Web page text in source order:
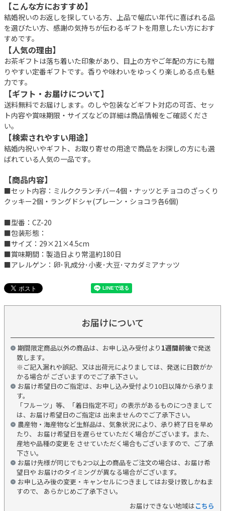
【こんな方におすすめ】
結婚祝いのお返しを探している方、上品で幅広い年代に喜ばれる品
を選びたい方、感謝の気持ちが伝わるギフトを用意したい方におす
すめです。
【人気の理由】
お茶ギフトは落ち着いた印象があり、目上の方やご年配の方にも贈
りやすい定番ギフトです。香りや味わいをゆっくり楽しめる点も魅
力です。
【ギフト・お届けについて】
送料無料でお届けします。のしや包装などギフト対応の可否、セッ
ト内容や賞味期限・サイズなどの詳細は商品情報をご確認くださ
い。
【検索されやすい用途】
結婚内祝いやギフト、お取り寄せの用途で商品をお探しの方にも選
ばれている人気の一品です。
【商品内容】
■セット内容：ミルククランチバー4個・ナッツとチョコのざっくり
クッキー2個・ラングドシャ(プレーン・ショコラ各6個)
■型番：CZ-20
■包装形態：
■サイズ：29×21×4.5cm
■賞味期間：製造日より常温約180日
■アレルゲン：卵･乳成分･小麦･大豆･マカダミアナッツ
お届けについて
期間限定商品以外の商品は、お申し込み受付より 1週間前後で発送
致します。
※ご記入漏れや誤記、又は出荷元によりましては、発送に日数がか
かる場合が ございますのでご了承下さい。
お届け希望日のご指定は、お申し込み受付より10日以降から承りま
す。
「フルーツ」等、「着日指定不可」の表示があるものにつきまして
は、お届け希望日のご指定は 出来ませんのでご了承下さい。
農産物・海産物など生鮮品は、気象状況により、承り終了日を早め
たり、 お届け希望日を遅らせていただく場合がございます。また、
産地や品種の変更を させていただく場合もございますので、ご了承
下さい。
お届け先様が同じでも2つ以上の商品をご注文の場合は、お届け希
望日や お届けのタイミングが異なる場合がございます。
お申し込み後の変更・キャンセルにつきましてはお受け致しかねま
すので、 あらかじめご了承下さい。
お届けできない地域はこちら